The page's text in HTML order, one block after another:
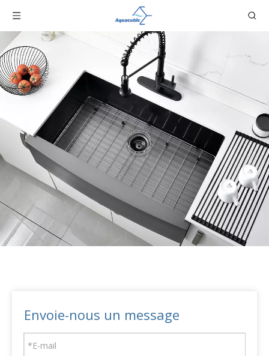
Envoie-nous un message